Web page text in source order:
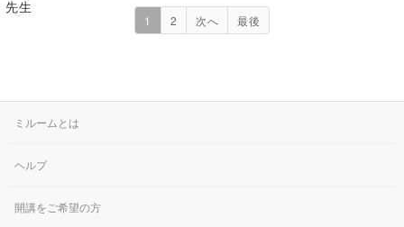
カンパーニュは筋をあまり入れ
られなかったですが、それらし
で、練習して沢山作りたいです
🎵
成型の際に同じ形になら
ないのは当然で(本物の
ば、どんどん聞いてくだ
もながらクオリティが高
くて感激です❤️ ありが
1 2 次へ 最後
ミルームとは
ヘルプ
開講をご希望の方